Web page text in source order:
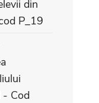
din
P_19
- Cod